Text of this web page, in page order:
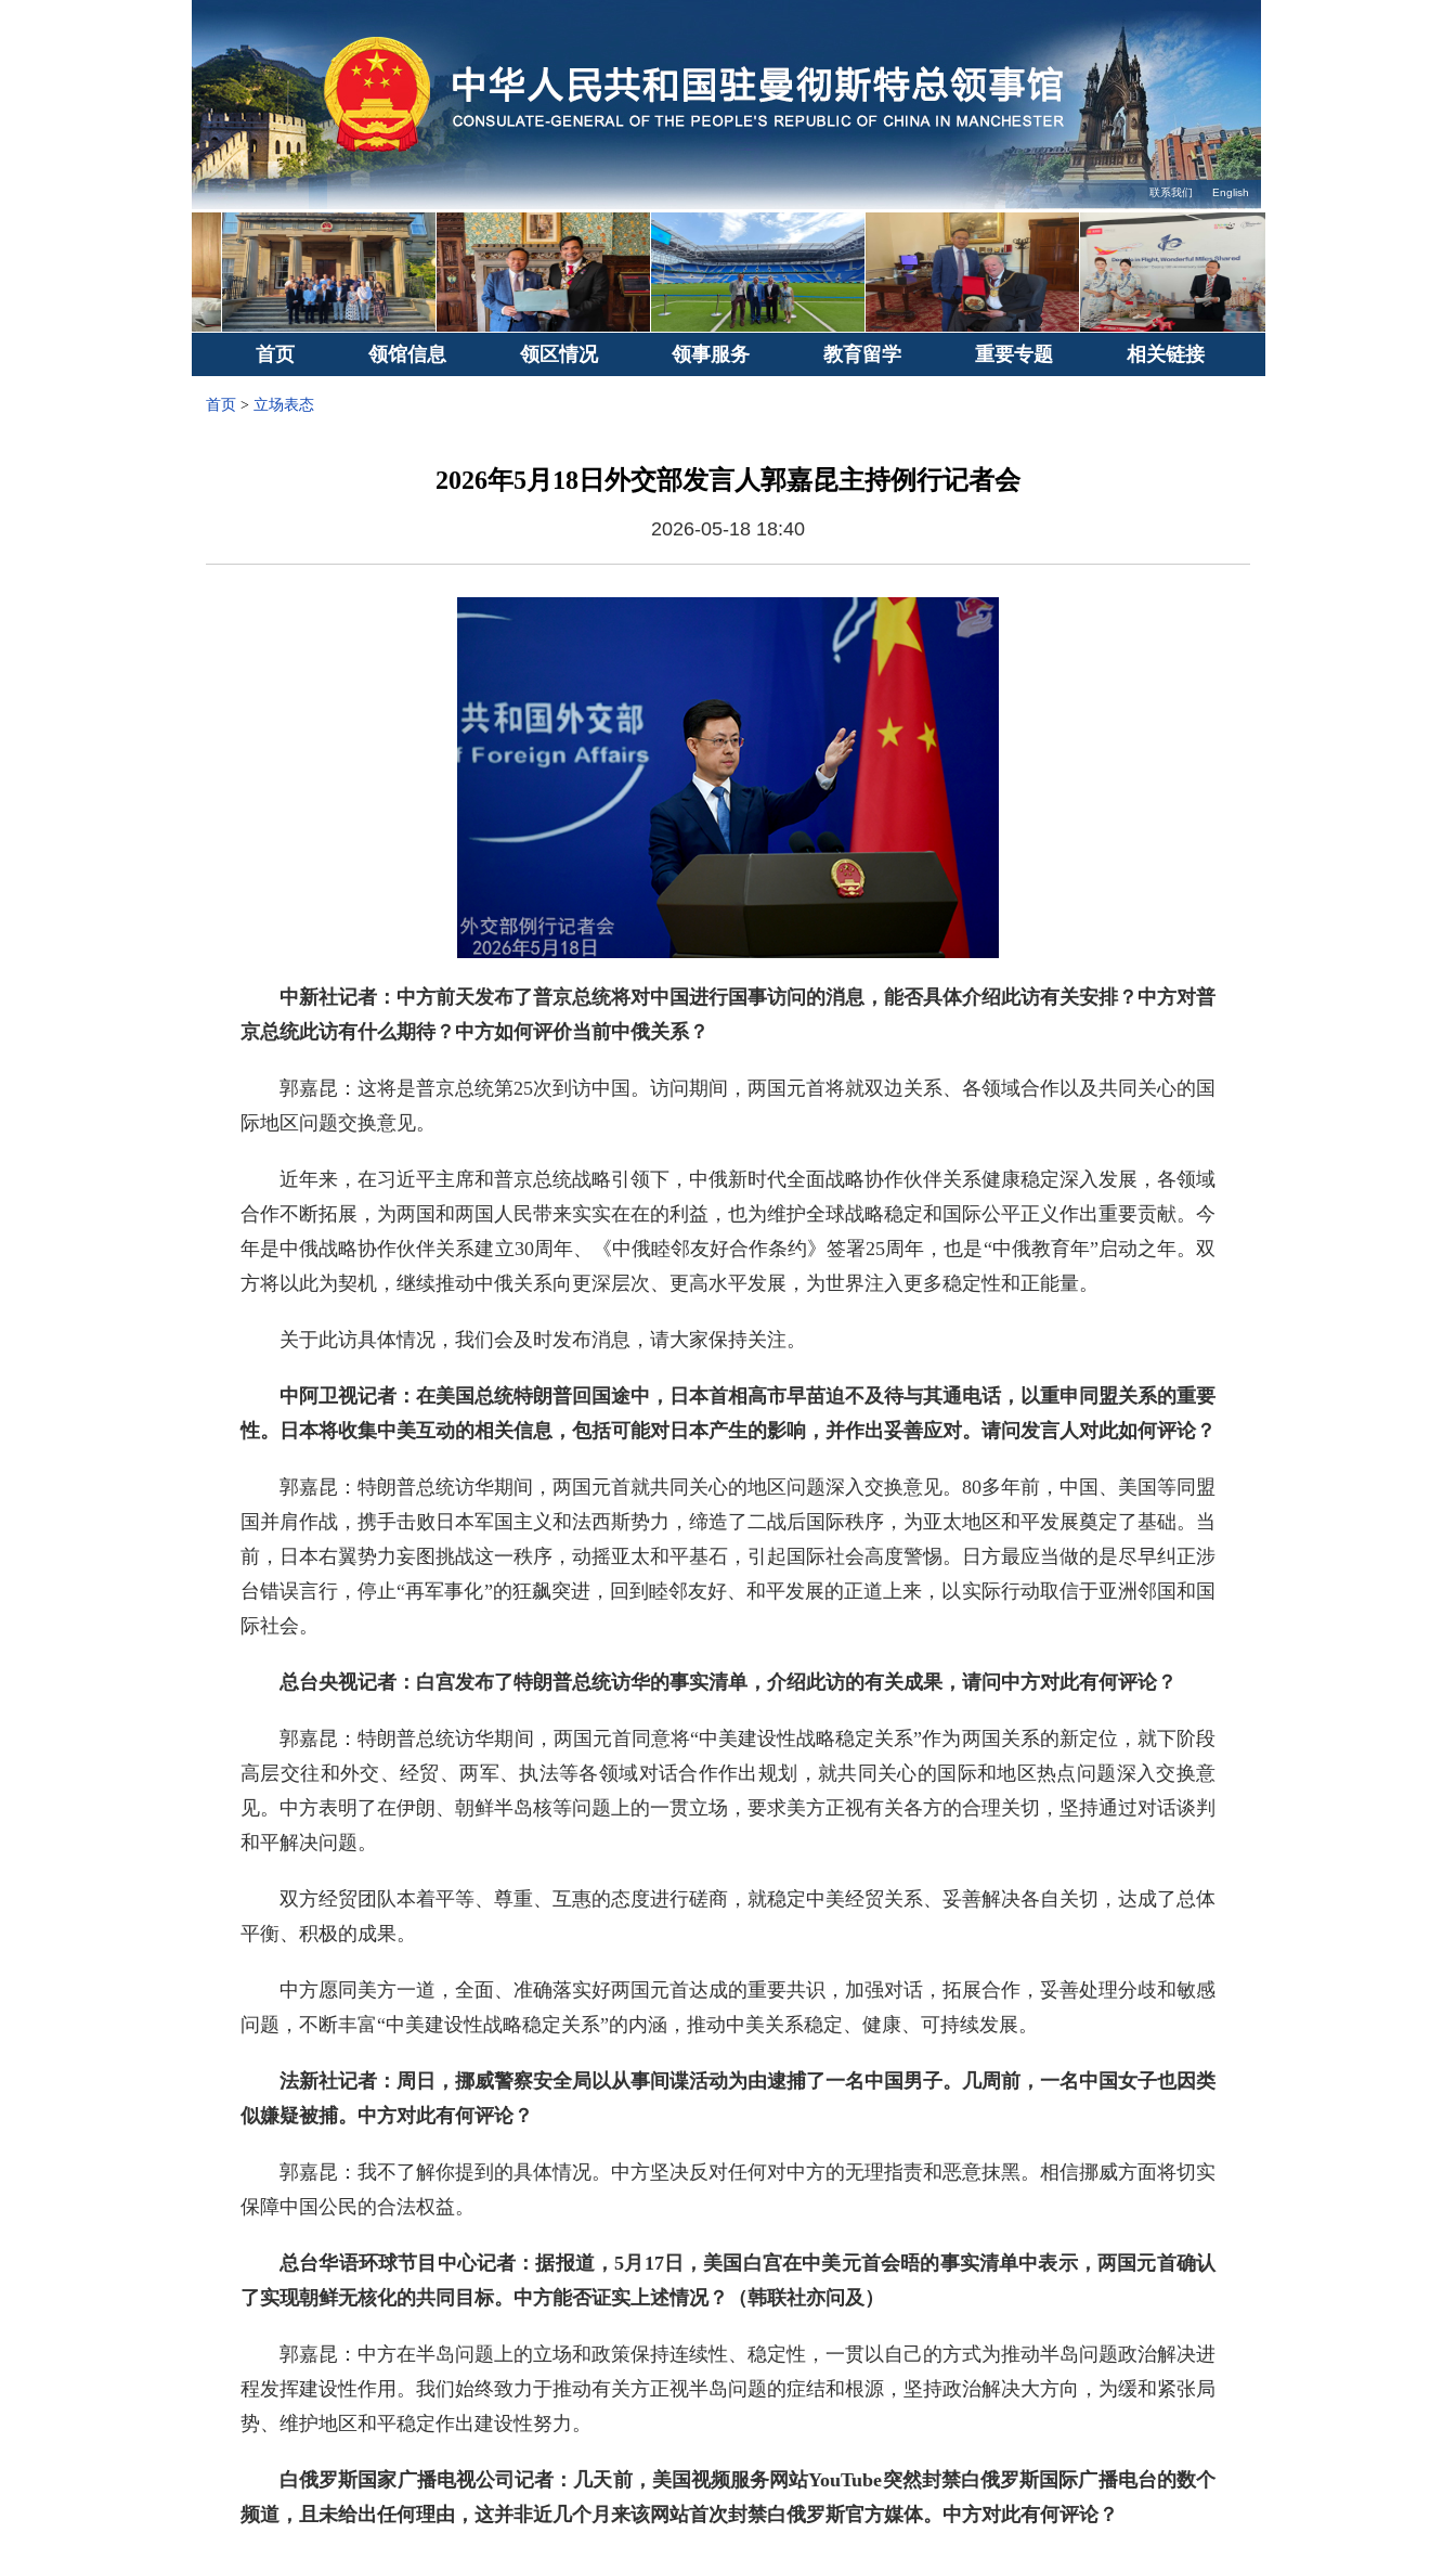
联系我们 English
首页 领馆信息 领区情况 领事服务 教育留学 重要专题 相关链接
首页 > 立场表态
2026年5月18日外交部发言人郭嘉昆主持例行记者会
2026-05-18 18:40
中新社记者：中方前天发布了普京总统将对中国进行国事访问的消息，能否具体介绍此访有关安排？中方对普
京总统此访有什么期待？中方如何评价当前中俄关系？
郭嘉昆：这将是普京总统第25次到访中国。访问期间，两国元首将就双边关系、各领域合作以及共同关心的国
际地区问题交换意见。
近年来，在习近平主席和普京总统战略引领下，中俄新时代全面战略协作伙伴关系健康稳定深入发展，各领域
合作不断拓展，为两国和两国人民带来实实在在的利益，也为维护全球战略稳定和国际公平正义作出重要贡献。今
年是中俄战略协作伙伴关系建立30周年、《中俄睦邻友好合作条约》签署25周年，也是“中俄教育年”启动之年。双
方将以此为契机，继续推动中俄关系向更深层次、更高水平发展，为世界注入更多稳定性和正能量。
关于此访具体情况，我们会及时发布消息，请大家保持关注。
中阿卫视记者：在美国总统特朗普回国途中，日本首相高市早苗迫不及待与其通电话，以重申同盟关系的重要
性。日本将收集中美互动的相关信息，包括可能对日本产生的影响，并作出妥善应对。请问发言人对此如何评论？
郭嘉昆：特朗普总统访华期间，两国元首就共同关心的地区问题深入交换意见。80多年前，中国、美国等同盟
国并肩作战，携手击败日本军国主义和法西斯势力，缔造了二战后国际秩序，为亚太地区和平发展奠定了基础。当
前，日本右翼势力妄图挑战这一秩序，动摇亚太和平基石，引起国际社会高度警惕。日方最应当做的是尽早纠正涉
台错误言行，停止“再军事化”的狂飙突进，回到睦邻友好、和平发展的正道上来，以实际行动取信于亚洲邻国和国
际社会。
总台央视记者：白宫发布了特朗普总统访华的事实清单，介绍此访的有关成果，请问中方对此有何评论？
郭嘉昆：特朗普总统访华期间，两国元首同意将“中美建设性战略稳定关系”作为两国关系的新定位，就下阶段
高层交往和外交、经贸、两军、执法等各领域对话合作作出规划，就共同关心的国际和地区热点问题深入交换意
见。中方表明了在伊朗、朝鲜半岛核等问题上的一贯立场，要求美方正视有关各方的合理关切，坚持通过对话谈判
和平解决问题。
双方经贸团队本着平等、尊重、互惠的态度进行磋商，就稳定中美经贸关系、妥善解决各自关切，达成了总体
平衡、积极的成果。
中方愿同美方一道，全面、准确落实好两国元首达成的重要共识，加强对话，拓展合作，妥善处理分歧和敏感
问题，不断丰富“中美建设性战略稳定关系”的内涵，推动中美关系稳定、健康、可持续发展。
法新社记者：周日，挪威警察安全局以从事间谍活动为由逮捕了一名中国男子。几周前，一名中国女子也因类
似嫌疑被捕。中方对此有何评论？
郭嘉昆：我不了解你提到的具体情况。中方坚决反对任何对中方的无理指责和恶意抹黑。相信挪威方面将切实
保障中国公民的合法权益。
总台华语环球节目中心记者：据报道，5月17日，美国白宫在中美元首会晤的事实清单中表示，两国元首确认
了实现朝鲜无核化的共同目标。中方能否证实上述情况？（韩联社亦问及）
郭嘉昆：中方在半岛问题上的立场和政策保持连续性、稳定性，一贯以自己的方式为推动半岛问题政治解决进
程发挥建设性作用。我们始终致力于推动有关方正视半岛问题的症结和根源，坚持政治解决大方向，为缓和紧张局
势、维护地区和平稳定作出建设性努力。
白俄罗斯国家广播电视公司记者：几天前，美国视频服务网站YouTube突然封禁白俄罗斯国际广播电台的数个
频道，且未给出任何理由，这并非近几个月来该网站首次封禁白俄罗斯官方媒体。中方对此有何评论？